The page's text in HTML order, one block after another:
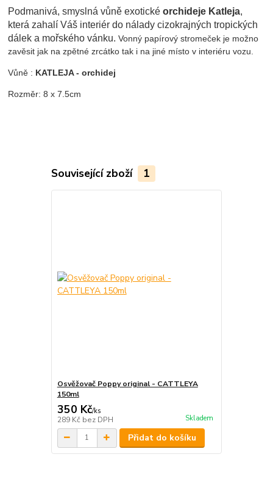
Podmanivá, smyslná vůně exotickéorchideje Katleja,
která zahalí Váš interiér do nálady cizokrajných tropických
dálek a mořského vánku. Vonný papírový stromeček je možno
zavěsit jak na zpětné zrcátko tak i na jiné místo v interiéru vozu.
Vůně : KATLEJA - orchidej
Rozměr: 8 x 7.5cm
Související zboží 1
Osvěžovač Poppy original - CATTLEYA
150ml
350 Kč/ks
289 Kč bez DPH Skladem
Přidat do košíku